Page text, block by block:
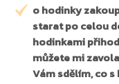
o hodinky
starat po celou
hodinkami
můžete mi
Vám sdělím, co